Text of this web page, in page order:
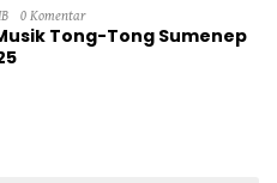
0 Komentar
Tong-Tong Sumenep